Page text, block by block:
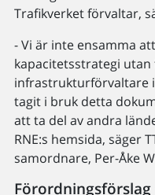
Trafikverket förvaltar,
- Vi är inte ensamma
kapacitetsstrategi utan
infrastrukturförvaltare
tagit i bruk detta
att ta del av andra
RNE:s hemsida, säger
samordnare, Per-Åke